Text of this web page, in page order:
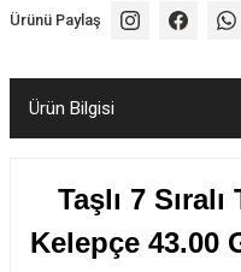
Ürünü Paylaş
Ürün Bilgisi
Taşlı 7
Kelepçe 43.00